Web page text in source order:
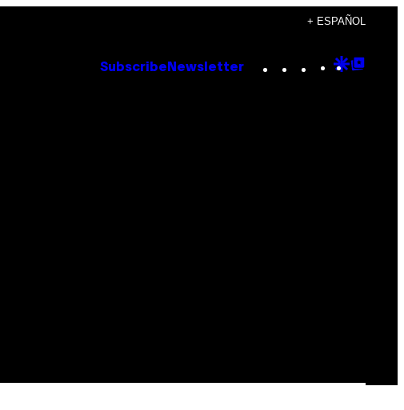
+ ESPAÑOL
Subscribe Newsletter Instagram
TikTok
YouTube
Google